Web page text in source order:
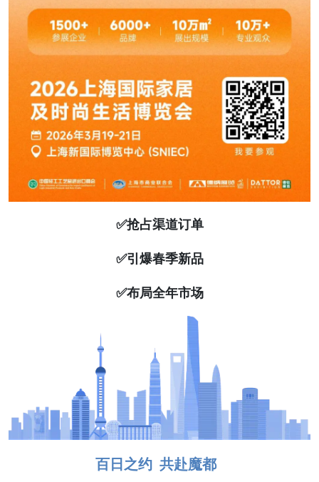
✅抢占渠道订单
✅引爆春季新品
✅布局全年市场
百日之约 共赴魔都